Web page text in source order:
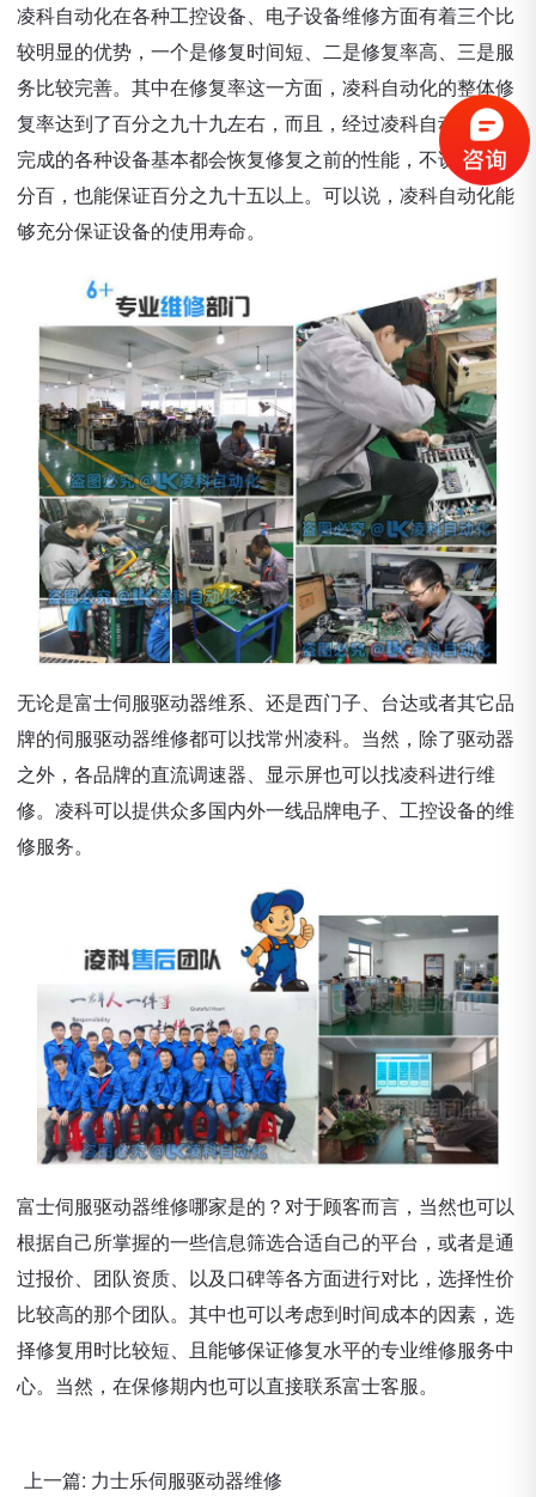
凌科自动化在各种工控设备、电子设备维修方面有着三个比
较明显的优势，一个是修复时间短、二是修复率高、三是服
务比较完善。其中在修复率这一方面，凌科自动化的整体修
复率达到了百分之九十九左右，而且，经过凌科自动化修复
完成的各种设备基本都会恢复修复之前的性能，不说保证百
分百，也能保证百分之九十五以上。可以说，凌科自动化能
够充分保证设备的使用寿命。
无论是富士伺服驱动器维系、还是西门子、台达或者其它品
牌的伺服驱动器维修都可以找常州凌科。当然，除了驱动器
之外，各品牌的直流调速器、显示屏也可以找凌科进行维
修。凌科可以提供众多国内外一线品牌电子、工控设备的维
修服务。
富士伺服驱动器维修哪家是的？对于顾客而言，当然也可以
根据自己所掌握的一些信息筛选合适自己的平台，或者是通
过报价、团队资质、以及口碑等各方面进行对比，选择性价
比较高的那个团队。其中也可以考虑到时间成本的因素，选
择修复用时比较短、且能够保证修复水平的专业维修服务中
心。当然，在保修期内也可以直接联系富士客服。
上一篇: 力士乐伺服驱动器维修